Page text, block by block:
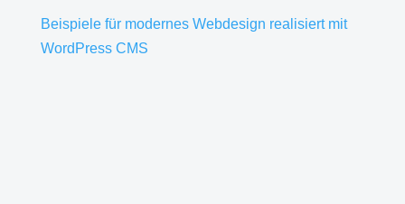
Beispiele für modernes Webdesign realisiert mit
WordPress CMS